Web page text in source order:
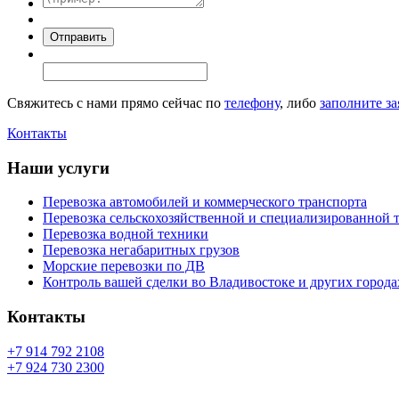
Свяжитесь с нами прямо сейчас по телефону, либо заполните
Контакты
Наши услуги
Перевозка автомобилей и коммерческого транспорта
Перевозка сельскохозяйственной и специализированной
Перевозка водной техники
Перевозка негабаритных грузов
Морские перевозки по ДВ
Контроль вашей сделки во Владивостоке и других
Контакты
+7 914 792 2108
+7 924 730 2300